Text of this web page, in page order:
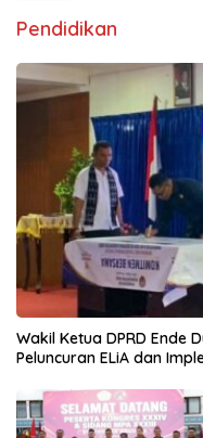
Pendidikan
Wakil Ketua DPRD Ende
Peluncuran ELiA dan